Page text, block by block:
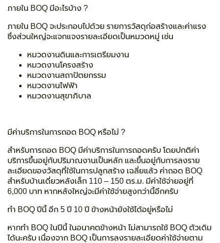
ภายใน BOQ มีอะไรบ้าง ?
ภายใน BOQ จะประกอบไปด้วย รายการวัสดุก่อสร้างและค่าแรง
ซึ่งส่วนใหญ่จะแจกแจงรายละเอียดเป็นหมวดหมู่ เช่น
หมวดงานดินและการเตรียมงาน
หมวดงานโครงสร้าง
หมวดงานสถาปัตยกรรม
หมวดงานไฟฟ้า
หมวดงานสุขาภิบาล
มีค่าบริการในการถอด BOQ หรือไม่ ?
สำหรับการถอด BOQ มีค่าบริการในการถอดครับ โดยปกติค่า
บริการขึ้นอยู่กับปริมาณงานเป็นหลัก และขึ้นอยู่กับการลงราย
ละเอียดของวัสดุที่ใช้ในการปลูกสร้าง เฉลี่ยแล้ว ค่าถอด BOQ
สำหรับบ้านเดี่ยวหลังเล็ก 110 – 150 ตร.ม. มีค่าใช้จ่ายอยู่ที่
6,000 บาท หากหลังใหญ่จะมีค่าใช้จ่ายสูงกว่านี้อีกครับ
ทำ BOQ ปีนี้ อีก 5 ปี 10 ปี ข้างหน้ายังใช้ได้อยู่หรือไม่
หากทำ BOQ ในปีนี้ ในอนาคตข้างหน้า ไม่สามารถใช้ BOQ ตัวเดิม
ได้นะครับ เนื่องจาก BOQ เป็นการลงรายละเอียดค่าใช้จ่ายตาม